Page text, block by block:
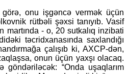
onu işgəncə vermək üçün
rütbəli şəxsi tanıyıb. Vasif
martında - o, 20 sutkalıq inzibati
təcridxanasında saxlandığı
çalışıb ki, AXCP-dən,
onun üçün yaxşı olacaq.
“Onda uşaqlarım